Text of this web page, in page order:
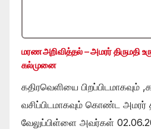
மரண அறிவித்தல் – அமரர் திருமதி
கல்முனை
கதிரவெளியை
வசிப்பிடமாகவும் கொண்ட அமரர்
வேலுப்பிள்ளை அவர்கள்